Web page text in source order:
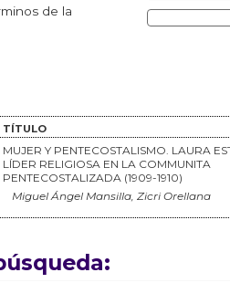
de la
TÍTULO
MUJER Y PENTECOSTALISMO. LAURA
LÍDER RELIGIOSA EN LA COMMUNITA
PENTECOSTALIZADA (1909-1910)
Miguel Ángel Mansilla, Zicri Orellana